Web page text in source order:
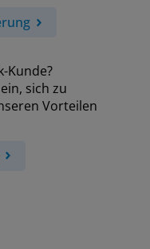
Kunde?
sich zu
Vorteilen